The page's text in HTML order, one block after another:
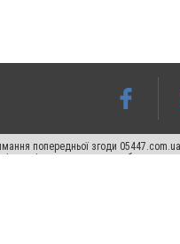
попередньої згоди
статті не нижче другого абзацу в